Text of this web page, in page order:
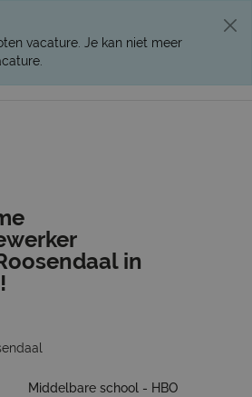
vacature. Je kan niet meer
in
Middelbare school - HBO